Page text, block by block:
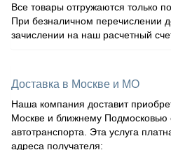
Все товары отгружаются только
При безналичном перечислении
зачислении на наш расчетный
Доставка в Москве и МО
Наша компания доставит
Москве и ближнему Подмосковью
автотранспорта. Эта услуга
адреса получателя: